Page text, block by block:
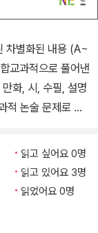
차별화된 내용 (A~
교과적으로 풀어낸
화, 시, 수필, 설명
적 논술 문제로 자
읽고 싶어요 0명
읽고 있어요 3명
읽었어요 0명